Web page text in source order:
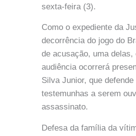
sexta-feira (3).
Como o expediente da
decorrência do jogo do
de acusação, uma
audiência ocorrerá
Silva Junior, que
testemunhas a serem
assassinato.
Defesa da família da